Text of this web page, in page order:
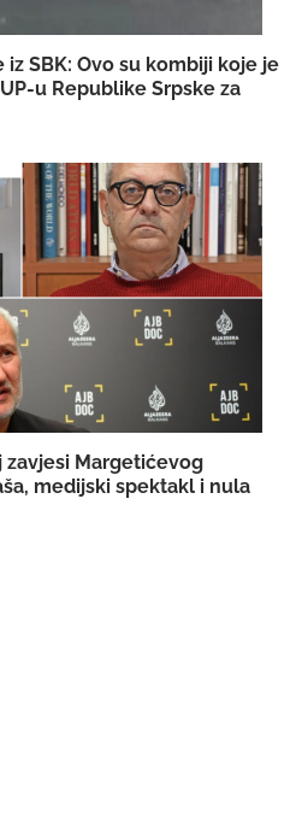
SBK: Ovo su kombiji koje je
u Republike Srpske za
zavjesi Margetićevog
medijski spektakl i nula